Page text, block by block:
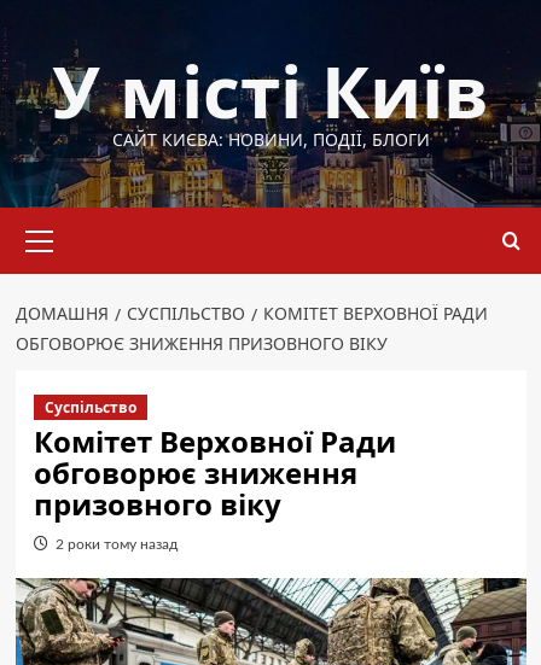
до
вмістуУ місті Київ
САЙТ КИЄВА: НОВИНИ, ПОДІЇ, БЛОГИ
меню
ДОМАШНЯ СУСПІЛЬСТВО
КОМІТЕТ ВЕРХОВНОЇ РАДИ
ОБГОВОРЮЄ ЗНИЖЕННЯ ПРИЗОВНОГО ВІКУ
Суспільство
Комітет Верховної Ради
обговорює зниження
призовного віку
2 роки тому назад